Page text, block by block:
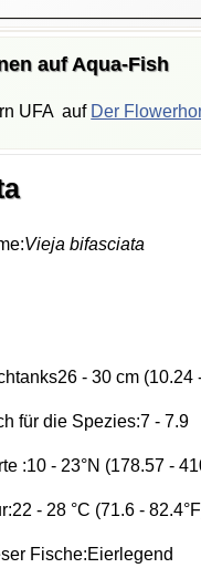
auf Aqua-Fish
UFA auf Der
Vieja bifasciata
- 30 cm (10.24
für die Spezies:7 - 7.9
:10 - 23°N (178.57 -
- 28 °C (71.6 -
Fische:Eierlegend